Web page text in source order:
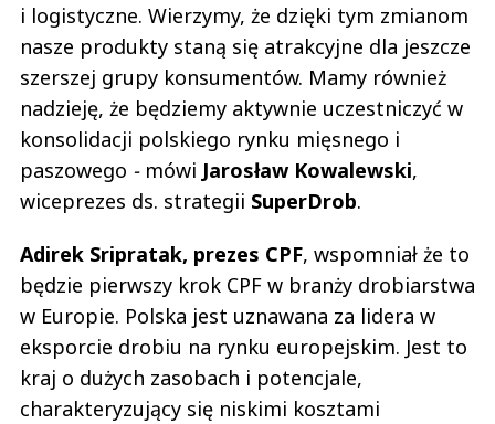
i logistyczne. Wierzymy, że dzięki tym zmianom
nasze produkty staną się atrakcyjne dla jeszcze
szerszej grupy konsumentów. Mamy również
nadzieję, że będziemy aktywnie uczestniczyć w
konsolidacji polskiego rynku mięsnego i
paszowego - mówi Jarosław Kowalewski,
wiceprezes ds. strategii SuperDrob.
Adirek Sripratak, prezes CPF, wspomniał że to
będzie pierwszy krok CPF w branży drobiarstwa
w Europie. Polska jest uznawana za lidera w
eksporcie drobiu na rynku europejskim. Jest to
kraj o dużych zasobach i potencjale,
charakteryzujący się niskimi kosztami